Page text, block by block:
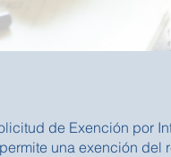
de Exención por
una exención del